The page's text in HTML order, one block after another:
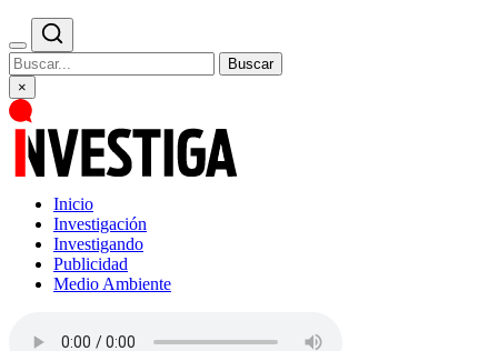
Buscar
×
Inicio
Investigación
Investigando
Publicidad
Medio Ambiente